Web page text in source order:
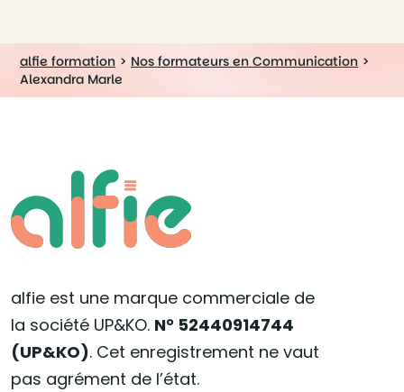
alfie formation > Nos formateurs en Communication >
Alexandra Marle
alfie est une marque commerciale de
la société UP&KO. N° 52440914744
(UP&KO). Cet enregistrement ne vaut
pas agrément de l’état.